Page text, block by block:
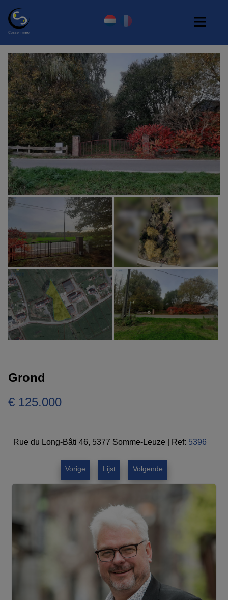
Grond
€ 125.000
Rue du Long-Bâti 46, 5377 Somme-Leuze Ref: 5396
Vorige Lijst Volgende